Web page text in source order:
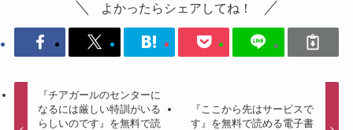
よかったらシェアしてね！
『チアガールのセンターに
なるには厳しい特訓がいる
らしいのです』を無料で読
『ここから先はサービスで
す』を無料で読める電子書